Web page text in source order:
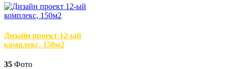
Дизайн проект 12-ый
комплекс, 150м2
35 Фото